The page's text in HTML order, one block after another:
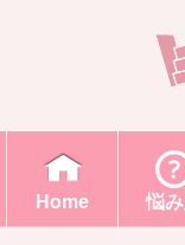
Home 悩み